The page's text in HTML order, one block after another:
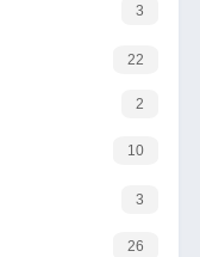
3
22
2
10
3
26